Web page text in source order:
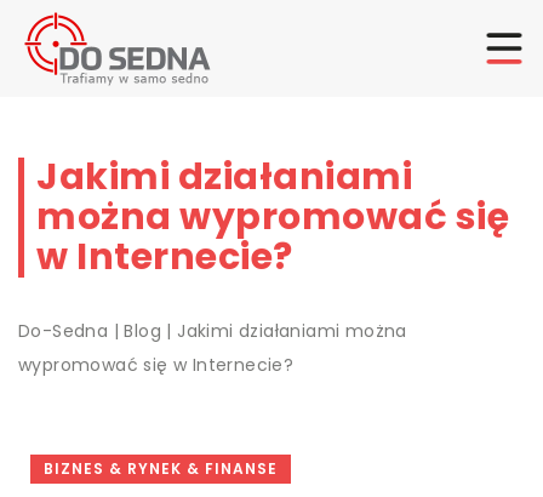
Jakimi działaniami
można wypromować się
w Internecie?
Do-Sedna |Blog | Jakimi działaniami można
wypromować się w Internecie?
BIZNES & RYNEK & FINANSE